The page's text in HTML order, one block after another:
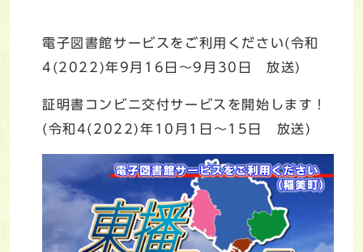
電子図書館サービスをご利用ください(令和
4(2022)年9月16日～9月30日 放送)
証明書コンビニ交付サービスを開始します！
(令和4(2022)年10月1日～15日 放送)